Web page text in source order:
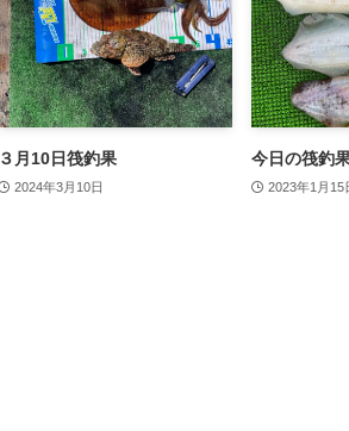
３月10日筏釣果
2024年3月10日
今日の筏釣
2023年1月15